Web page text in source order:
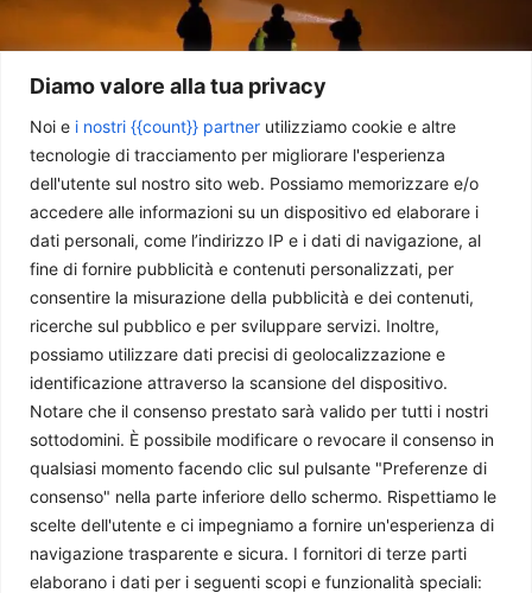
Diamo valore alla tua privacy
Noi e i nostri {{count}} partner utilizziamo cookie e altre
tecnologie di tracciamento per migliorare l'esperienza
dell'utente sul nostro sito web. Possiamo memorizzare e/o
accedere alle informazioni su un dispositivo ed elaborare i
dati personali, come l’indirizzo IP e i dati di navigazione, al
fine di fornire pubblicità e contenuti personalizzati, per
consentire la misurazione della pubblicità e dei contenuti,
ricerche sul pubblico e per sviluppare servizi. Inoltre,
possiamo utilizzare dati precisi di geolocalizzazione e
identificazione attraverso la scansione del dispositivo.
Notare che il consenso prestato sarà valido per tutti i nostri
sottodomini. È possibile modificare o revocare il consenso in
qualsiasi momento facendo clic sul pulsante "Preferenze di
consenso" nella parte inferiore dello schermo. Rispettiamo le
scelte dell'utente e ci impegniamo a fornire un'esperienza di
navigazione trasparente e sicura. I fornitori di terze parti
elaborano i dati per i seguenti scopi e funzionalità speciali:
Miraggio estivo: perché la guerra non si fermerà in Ucraina
(ancora)
Riccardo Di Leo 28 Luglio 2026
La battaglia per la Crimea: il nuovo fronte strategico della
guerra
Lorenzo Asquini - 22 Luglio 2026